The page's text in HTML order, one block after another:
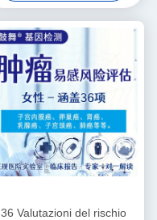
36 Valutazioni del rischio